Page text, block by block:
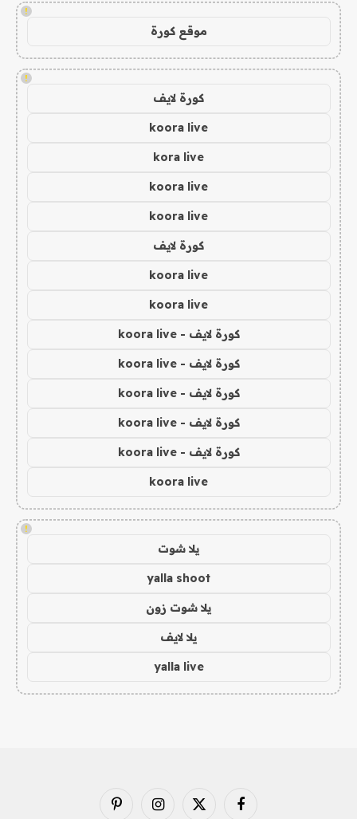
!
موقع كورة
!
كورة لايف
koora live
kora live
koora live
koora live
كورة لايف
koora live
koora live
كورة لايف - koora live
كورة لايف - koora live
كورة لايف - koora live
كورة لايف - koora live
كورة لايف - koora live
koora live
!
يلا شوت
yalla shoot
يلا شوت زون
يلا لايف
yalla live
فيسبوك X الانستغرامبينتيريست